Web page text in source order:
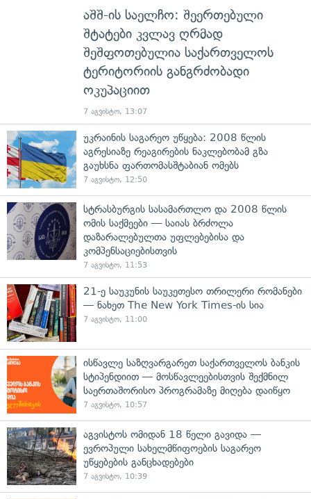
აშშ-ის საელჩო: შეერთებული
შტატები კვლავ ღრმად
შეშფოთებულია საქართველოს
ტერიტორიის განგრძობადი
ოკუპაციით
7 აგვისტო, 13:07
უკრაინის საგარეო უწყება: 2008 წლის
აგრესიაზე რეაგირების ნაკლებობამ გზა
გაუხსნა ფართომასშტაბიან ომებს
7 აგვისტო, 12:50
სტრასბურგის სასამართლო და 2008 წლის
ომის საქმეები — საიას ბრძოლა
დაზარალებულთა უფლებებისა და
კომპენსაციებისთვის
7 აგვისტო, 11:53
21-ე საუკუნის საუკეთესო თრილერი რომანები
— ნახეთ The New York Times-ის სია
7 აგვისტო, 11:00
ისწავლე საზღვარგარეთ საქართველოს ბანკის
სტიპენდიით — მოსწავლეებისთვის შექმნილ
საერთაშორისო პროგრამაზე მიღება დაიწყო
7 აგვისტო, 10:57
აგვისტოს ომიდან 18 წელი გავიდა —
ევროპული სახელმწიფოების საგარეო
უწყებების განცხადებები
7 აგვისტო, 10:39